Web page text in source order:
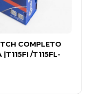
COMPLETO
|T115FI /T115FL-